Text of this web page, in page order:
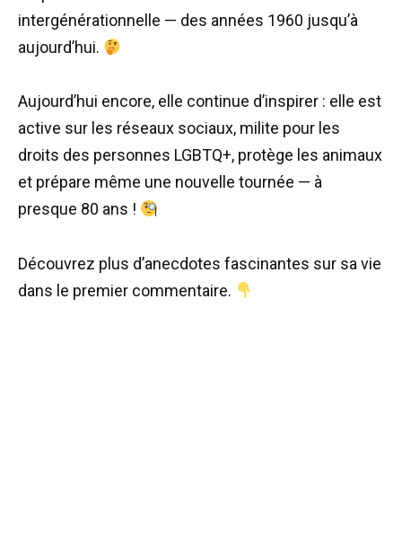
intergénérationnelle — des années 1960 jusqu’à
aujourd’hui.
Aujourd’hui encore, elle continue d’inspirer : elle est
active sur les réseaux sociaux, milite pour les
droits des personnes LGBTQ+, protège les animaux
et prépare même une nouvelle tournée — à
presque 80 ans !
Découvrez plus d’anecdotes fascinantes sur sa vie
dans le premier commentaire.